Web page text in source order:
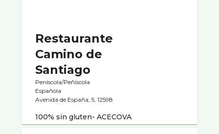
Restaurante
Camino de
Santiago
Peníscola/Peñíscola
Española
Avenida de España, 5, 12598
100% sin gluten- ACECOVA